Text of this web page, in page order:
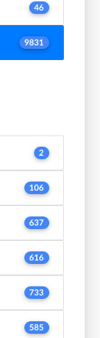
46
9831
2
106
637
616
733
585